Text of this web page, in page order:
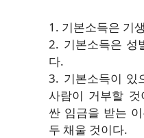
1. 기본소득은 기
2. 기본소득은 성
다.
3. 기본소득이 있
사람이 거부할
싼 임금을 받는
두 채울 것이다.